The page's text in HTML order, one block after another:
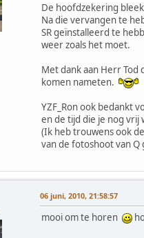
De hoofdzekering
Na die vervangen te
SR geïnstalleerd te
weer zoals het moet.
Met dank aan Herr Tod
komen nameten.
YZF_Ron ook bedankt
en de tijd die je nog vrij
(Ik heb trouwens ook
van de fotoshoot van Q
06 juni, 2010, 21:58:57
mooi om te horen